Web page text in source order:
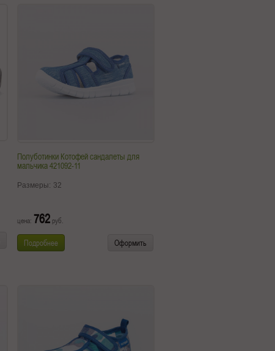
Полуботинки Котофей сандалеты для
мальчика 421092-11
Размеры: 32
цена: 762 руб.
Подробнее Оформить